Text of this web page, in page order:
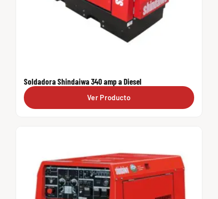
Soldadora Shindaiwa 340 amp a Diesel
Ver Producto